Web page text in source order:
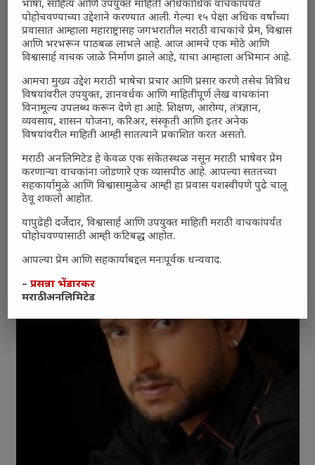
भाषा, साहित्य आणि उपयुक्त माहिती अधिकाधिक वाचकांपर्यंत
पोहोचवण्याच्या उद्देशाने करण्यात आली. गेल्या १५ पेक्षा अधिक वर्षांच्या
प्रवासात आम्हाला महाराष्ट्रासह जगभरातील मराठी वाचकांचे प्रेम, विश्वास
आणि भरभरून पाठबळ लाभले आहे. आज आमचे एक मोठे आणि
विश्वासार्ह वाचक जाळे निर्माण झाले आहे, याचा आम्हाला अभिमान आहे.
आमचा मुख्य उद्देश मराठी भाषेचा प्रचार आणि प्रसार करणे तसेच विविध
विषयांवरील उपयुक्त, ज्ञानवर्धक आणि माहितीपूर्ण लेख वाचकांना
विनामूल्य उपलब्ध करून देणे हा आहे. शिक्षण, आरोग्य, तंत्रज्ञान,
व्यवसाय, शासन योजना, करिअर, संस्कृती आणि इतर अनेक
विषयांवरील माहिती आम्ही सातत्याने प्रकाशित करत असतो.
मराठी अनलिमिटेड हे केवळ एक संकेतस्थळ नसून मराठी भाषेवर प्रेम
करणाऱ्या वाचकांना जोडणारे एक व्यासपीठ आहे. आपल्या सततच्या
सहकार्यामुळे आणि विश्वासामुळेच आम्ही हा प्रवास यशस्वीपणे पुढे चालू
ठेवू शकलो आहोत.
यापुढेही दर्जेदार, विश्वासार्ह आणि उपयुक्त माहिती मराठी वाचकांपर्यंत
पोहोचवण्यासाठी आम्ही कटिबद्ध आहोत.
आपल्या प्रेम आणि सहकार्याबद्दल मनःपूर्वक धन्यवाद.
–प्रसन्ना भेंडारकर
मराठी अनलिमिटेड